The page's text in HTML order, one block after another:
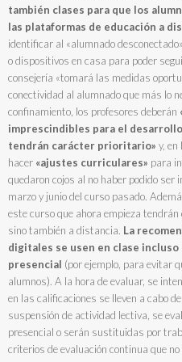
también clases para que los
las plataformas de educación a
identificar al «alumnado
o dispositivos en casa para poder
consejería «tomará las medidas
conectividad al alumnado que más lo
confinamiento, los profesores deberán
imprescindibles para el
tendrán carácter prioritario» y, en
hacer «ajustes curriculares» para
quedaron cojos al no haber podido
marzo y junio del curso pasado.
este curso que ahora empieza tendrán
sino también a distancia. La
digitales se usen en clase incluso
presencial (por ejemplo, para evitar
alumnos). A la hora de evaluar, se
en las calificaciones se lleven a cabo
suspensión de actividad lectiva, se
presencial o serán sustituidas por
criterios de evaluación continua que